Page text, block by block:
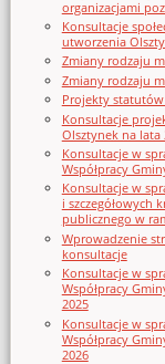
organizacjami
Konsultacje
utworzenia
Zmiany rodzaju
Zmiany rodzaju
Projekty
Konsultacje
Olsztynek na lata
Konsultacje w
Współpracy
Konsultacje w
i szczegółowych
publicznego w
Wprowadzenie
konsultacje
Konsultacje w
Współpracy
2025
Konsultacje w
Współpracy
2026